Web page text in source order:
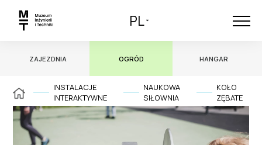
PL
ZAJEZDNIA OGRÓD HANGAR
INSTALACJE
INTERAKTYWNE
NAUKOWA
SIŁOWNIA
KOŁO
ZĘBATE